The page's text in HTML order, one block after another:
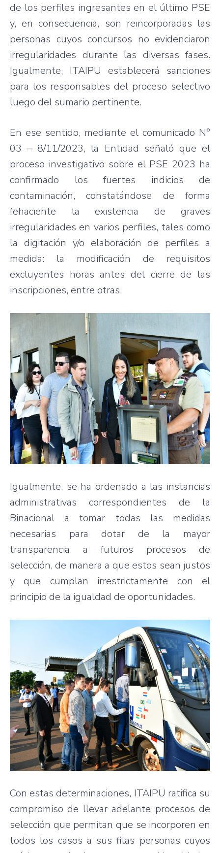
de los perfiles ingresantes en el último PSE
y, en consecuencia, son reincorporadas las
personas cuyos concursos no evidenciaron
irregularidades durante las diversas fases.
Igualmente, ITAIPU establecerá sanciones
para los responsables del proceso selectivo
luego del sumario pertinente.
En ese sentido, mediante el comunicado N°
03 – 8/11/2023, la Entidad señaló que el
proceso investigativo sobre el PSE 2023 ha
confirmado los fuertes indicios de
contaminación, constatándose de forma
fehaciente la existencia de graves
irregularidades en varios perfiles, tales como
la digitación y/o elaboración de perfiles a
medida: la modificación de requisitos
excluyentes horas antes del cierre de las
inscripciones, entre otras.
Igualmente, se ha ordenado a las instancias
administrativas correspondientes de la
Binacional a tomar todas las medidas
necesarias para dotar de la mayor
transparencia a futuros procesos de
selección, de manera a que estos sean justos
y que cumplan irrestrictamente con el
principio de la igualdad de oportunidades.
Con estas determinaciones, ITAIPU ratifica su
compromiso de llevar adelante procesos de
selección que permitan que se incorporen en
todos los casos a sus filas personas cuyos